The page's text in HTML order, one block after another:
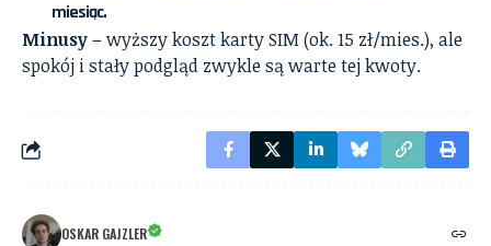
miesiąc.
Minusy– wyższy koszt karty SIM (ok. 15 zł/mies.), ale
spokój i stały podgląd zwykle są warte tej kwoty.
OSKAR GAJZLER